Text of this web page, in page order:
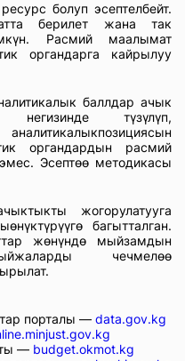
болуп эсептелбейт.
берилет жана так
Расмий маалымат
органдарга кайрылуу
баллдар ачык
негизинде түзүлүп,
органдардын расмий
Эсептөө методикасы
жогорулатууга
багытталган.
жөнүндө мыйзамдын
чечмелөө
порталы — data.gov.kg
— budget.okmot.kg